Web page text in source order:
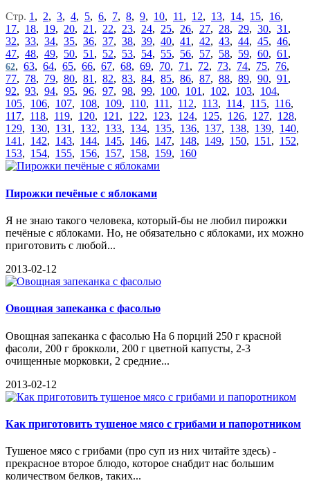
Стр. 1, 2, 3, 4, 5, 6, 7, 8, 9, 10, 11, 12, 13, 14, 15, 16,
17, 18, 19, 20, 21, 22, 23, 24, 25, 26, 27, 28, 29, 30, 31,
32, 33, 34, 35, 36, 37, 38, 39, 40, 41, 42, 43, 44, 45, 46,
47, 48, 49, 50, 51, 52, 53, 54, 55, 56, 57, 58, 59, 60, 61,
62, 63, 64, 65, 66, 67, 68, 69, 70, 71, 72, 73, 74, 75, 76,
77, 78, 79, 80, 81, 82, 83, 84, 85, 86, 87, 88, 89, 90, 91,
92, 93, 94, 95, 96, 97, 98, 99, 100, 101, 102, 103, 104,
105, 106, 107, 108, 109, 110, 111, 112, 113, 114, 115, 116,
117, 118, 119, 120, 121, 122, 123, 124, 125, 126, 127, 128,
129, 130, 131, 132, 133, 134, 135, 136, 137, 138, 139, 140,
141, 142, 143, 144, 145, 146, 147, 148, 149, 150, 151, 152,
153, 154, 155, 156, 157, 158, 159, 160
Пирожки печёные с яблоками
Я не знаю такого человека, который-бы не любил пирожки
печёные с яблоками. Но, не обязательно с яблоками, их можно
приготовить с любой...
2013-02-12
Овощная запеканка с фасолью
Овощная запеканка с фасолью На 6 порций 250 г красной
фасоли, 200 г брокколи, 200 г цветной капусты, 2-3
очищенные морковки, 2 средние...
2013-02-12
Как приготовить тушеное мясо с грибами и папоротником
Тушеное мясо с грибами (про суп из них читайте здесь) -
прекрасное второе блюдо, которое снабдит нас большим
количеством белков, таких...